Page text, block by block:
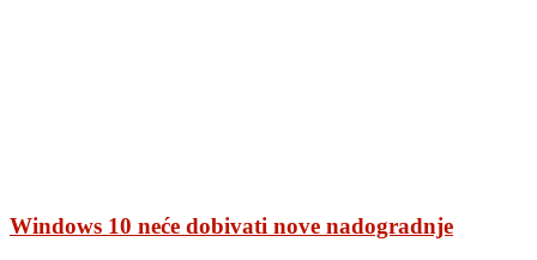
Windows 10 neće dobivati nove nadogradnje